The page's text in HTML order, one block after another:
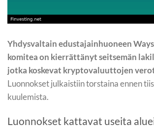
Yhdysvaltain edustajainhuoneen
komitea on kierrättänyt seitsemän
jotka koskevat kryptovaluuttojen
Luonnokset julkaistiin torstaina ennen
kuulemista.
Luonnokset kattavat useita